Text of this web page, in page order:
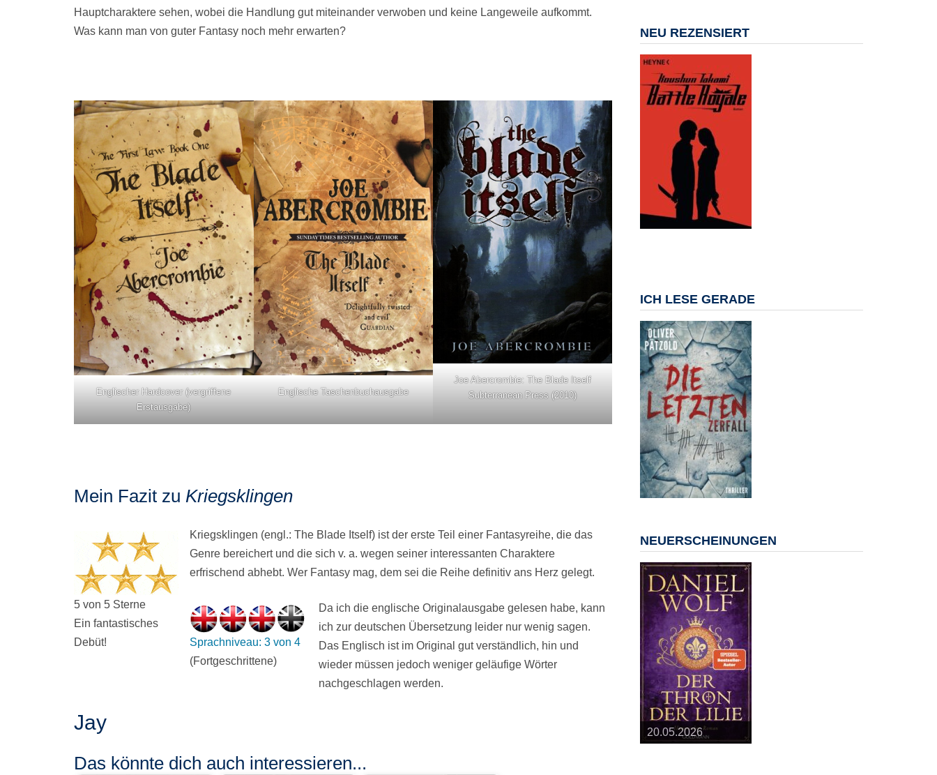
Hauptcharaktere sehen, wobei die Handlung gut miteinander verwoben und keine Langeweile aufkommt.
Was kann man von guter Fantasy noch mehr erwarten?
Englischer Hardcover (vergriffene
Erstausgabe)
Englische Taschenbuchausgabe
Joe Abercrombie: The Blade Itself
Subterranean Press (2010)
Mein Fazit zuKriegsklingen
5 von 5 Sterne
Ein fantastisches
Debüt!
Kriegsklingen (engl.: The Blade Itself) ist der erste Teil einer Fantasyreihe, die das
Genre bereichert und die sich v. a. wegen seiner interessanten Charaktere
erfrischend abhebt. Wer Fantasy mag, dem sei die Reihe definitiv ans Herz gelegt.
Sprachniveau: 3 von 4
(Fortgeschrittene)
Da ich die englische Originalausgabe gelesen habe, kann
ich zur deutschen Übersetzung leider nur wenig sagen.
Das Englisch ist im Original gut verständlich, hin und
wieder müssen jedoch weniger geläufige Wörter
nachgeschlagen werden.
Jay
Das könnte dich auch interessieren...
NEU REZENSIERT
ICH LESE GERADE
NEUERSCHEINUNGEN
25.03.2026
09.04.2026
20.05.2026
10.06.2026
13.08.2026